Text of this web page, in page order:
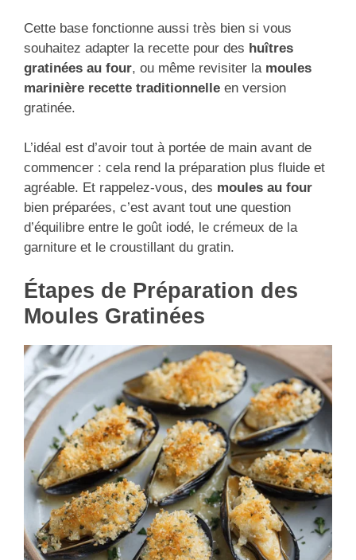
Cette base fonctionne aussi très bien si vous
souhaitez adapter la recette pour des huîtres
gratinées au four, ou même revisiter la moules
marinière recette traditionnelle en version
gratinée.
L’idéal est d’avoir tout à portée de main avant de
commencer : cela rend la préparation plus fluide et
agréable. Et rappelez-vous, des moules au four
bien préparées, c’est avant tout une question
d’équilibre entre le goût iodé, le crémeux de la
garniture et le croustillant du gratin.
Étapes de Préparation des
Moules Gratinées